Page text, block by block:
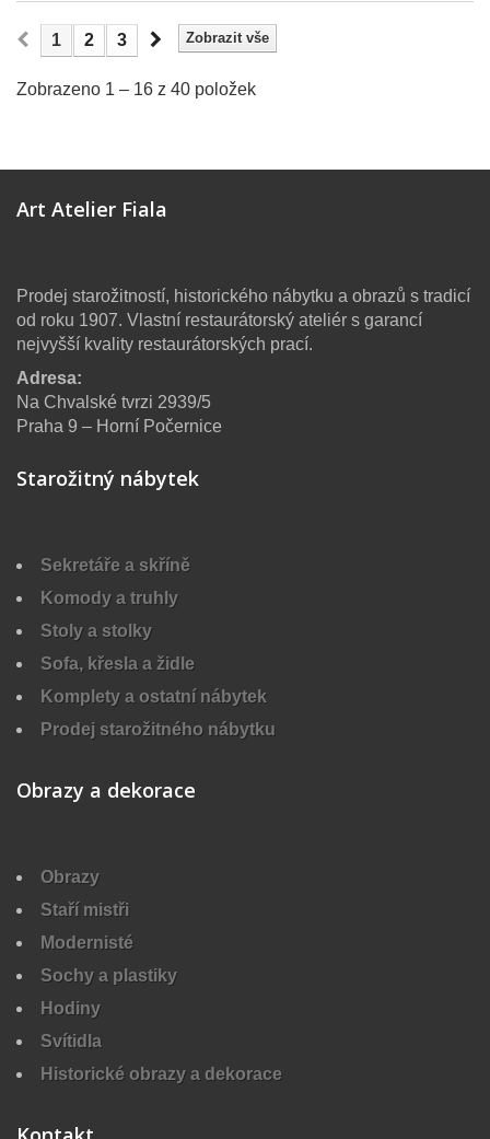
Zobrazit vše
1 2 3
Zobrazeno 1 – 16 z 40 položek
Art Atelier Fiala
Prodej starožitností, historického nábytku a obrazů s tradicí
od roku 1907. Vlastní restaurátorský ateliér s garancí
nejvyšší kvality restaurátorských prací.
Adresa:
Na Chvalské tvrzi 2939/5
Praha 9 – Horní Počernice
Starožitný nábytek
Sekretáře a skříně
Komody a truhly
Stoly a stolky
Sofa, křesla a židle
Komplety a ostatní nábytek
Prodej starožitného nábytku
Obrazy a dekorace
Obrazy
Staří mistři
Modernisté
Sochy a plastiky
Hodiny
Svítidla
Historické obrazy a dekorace